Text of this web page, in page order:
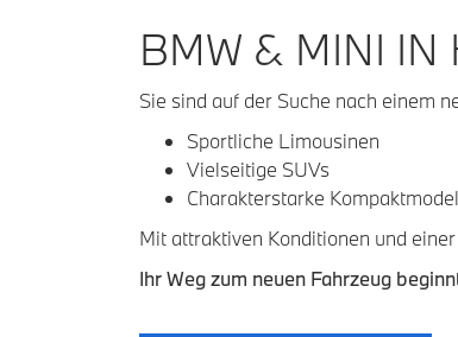
BMW & MINI IN
Sie sind auf der Suche nach einem
Sportliche Limousinen
Vielseitige SUVs
Charakterstarke
Mit attraktiven Konditionen und
Ihr Weg zum neuen Fahrzeug